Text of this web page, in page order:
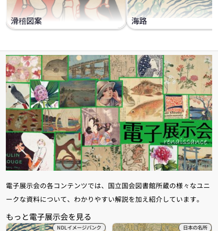
滑稽図案 海路
電子展示会の各コンテンツでは、国立国会図書館所蔵の様々なユニ
ークな資料について、わかりやすい解説を加え紹介しています。